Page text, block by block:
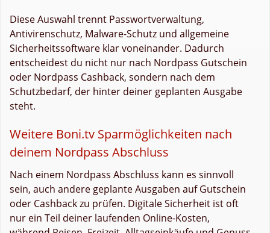
Diese Auswahl trennt Passwortverwaltung,
Antivirenschutz, Malware-Schutz und allgemeine
Sicherheitssoftware klar voneinander. Dadurch
entscheidest du nicht nur nach Nordpass Gutschein
oder Nordpass Cashback, sondern nach dem
Schutzbedarf, der hinter deiner geplanten Ausgabe
steht.
Weitere Boni.tv Sparmöglichkeiten nach
deinem Nordpass Abschluss
Nach einem Nordpass Abschluss kann es sinnvoll
sein, auch andere geplante Ausgaben auf Gutschein
oder Cashback zu prüfen. Digitale Sicherheit ist oft
nur ein Teil deiner laufenden Online-Kosten,